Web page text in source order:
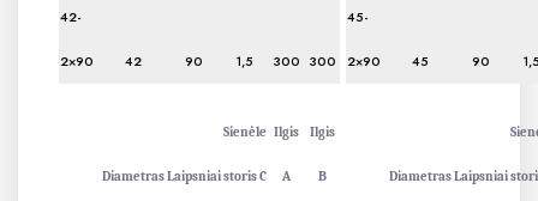
42-
2×90 42 90 1,5 300 300
45-
2×90 45 90
DiametrasLaipsniai
Sienėle
storis C
Ilgis
A
Ilgis
B DiametrasLaipsniai